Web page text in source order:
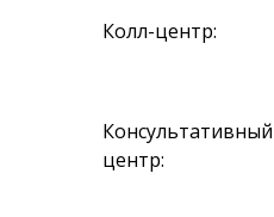
Колл-центр:
Консультативный
центр: